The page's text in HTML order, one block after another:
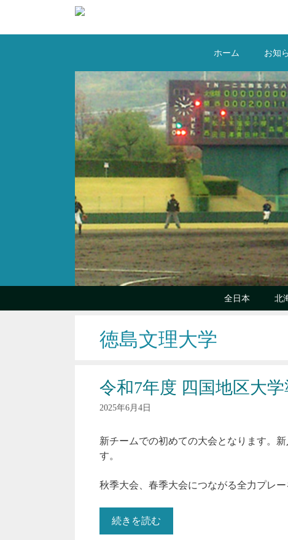
テ
ホーム お知
全日本 北
徳島文理大学
令和7年度 四国地区大
2025年6月4日
新チームでの初めての大会となります。
す。
秋季大会、春季大会につながる全力プレ
続きを読む